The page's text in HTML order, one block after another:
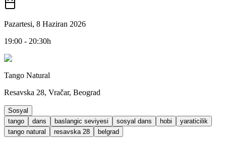
Pazartesi, 8 Haziran 2026
19:00 - 20:30h
Tango Natural
Resavska 28, Vračar, Beograd
Sosyal
tango
dans baslangic seviyesi sosyal dans hobi
yaraticilik
tango natural
resavska 28 belgrad